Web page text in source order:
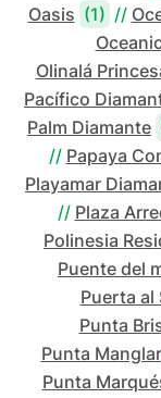
Oasis (1) //
Olinalá
Pacífico
Palm Diamante
// Papaya
Playamar
// Plaza
Polinesia
Puente del
Puerta al
Punta
Punta Manglar
Punta